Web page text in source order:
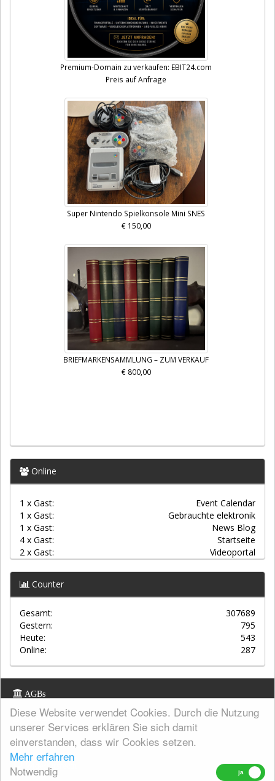
Diese Website verwendet Cookies. Durch die Nutzung
unserer Services erklären Sie sich damit
einverstanden, dass wir Cookies setzen.
Mehr erfahren
Notwendig
Premium-Domain zu verkaufen: EBIT24.com
Preis auf Anfrage
Super Nintendo Spielkonsole Mini SNES
€ 150,00
BRIEFMARKENSAMMLUNG – ZUM VERKAUF
Online
1 x Gast:
Event Calendar
1 x Gast:
Gebrauchte elektronik
1 x Gast:
News Blog
4 x Gast:
Startseite
2 x Gast:
Videoportal
Counter
Gesamt:
307689
Gestern:
795
Heute:
543
Online:
287
AGBs
Kontakt
Datenschutz
Widerrufsrecht